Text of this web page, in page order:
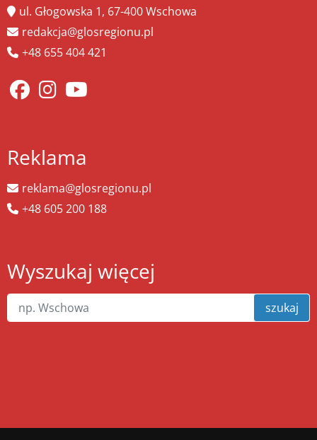
ul. Głogowska 1, 67-400 Wschowa
redakcja@glosregionu.pl
+48 655 404 421
Reklama
reklama@glosregionu.pl
+48 605 200 188
Wyszukaj więcej
szukaj